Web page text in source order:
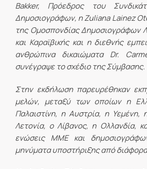
Bakker, Πρόεδρος του
Δημοσιογράφων, η Zuliana Lainez
της Ομοσπονδίας Δημοσιογράφων
και Καραϊβικής και η διεθνής
ανθρώπινα δικαιώματα Dr.
συνέγραψε το σχέδιο της Σύμβασης.
Στην εκδήλωση παρευρέθηκαν
μελών, μεταξύ των οποίων η
Παλαιστίνη, η Αυστρία, η Υεμένη,
Λετονία, ο Λίβανος, η Ολλανδία,
ενώσεις ΜΜΕ και
μηνύματα υποστήριξης από